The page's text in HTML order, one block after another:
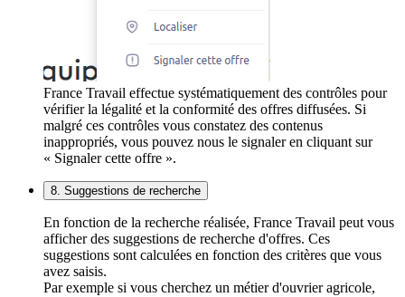
France Travail effectue systématiquement des contrôles pour
vérifier la légalité et la conformité des offres diffusées. Si
malgré ces contrôles vous constatez des contenus
inappropriés, vous pouvez nous le signaler en cliquant sur
« Signaler cette offre ».
8. Suggestions de recherche
En fonction de la recherche réalisée, France Travail peut vous
afficher des suggestions de recherche d'offres. Ces
suggestions sont calculées en fonction des critères que vous
avez saisis.
Par exemple si vous cherchez un métier d'ouvrier agricole,